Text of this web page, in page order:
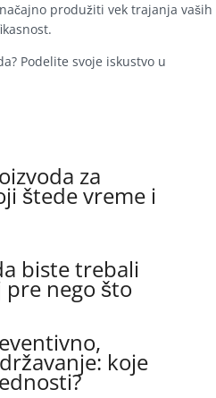
produžiti vek trajanja vaših
Podelite svoje iskustvo u
za
štede vreme i
biste trebali
pre nego što
koje